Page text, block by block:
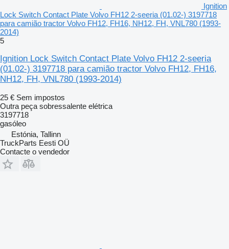
Ignition
Lock Switch Contact Plate Volvo FH12 2-seeria (01.02-) 3197718
para camião tractor Volvo FH12, FH16, NH12, FH, VNL780 (1993-
2014)
5
Ignition Lock Switch Contact Plate Volvo FH12 2-seeria
(01.02-) 3197718 para camião tractor Volvo FH12, FH16,
NH12, FH, VNL780 (1993-2014)
25 € Sem impostos
Outra peça sobressalente elétrica
3197718
gasóleo
Estónia, Tallinn
TruckParts Eesti OÜ
Contacte o vendedor